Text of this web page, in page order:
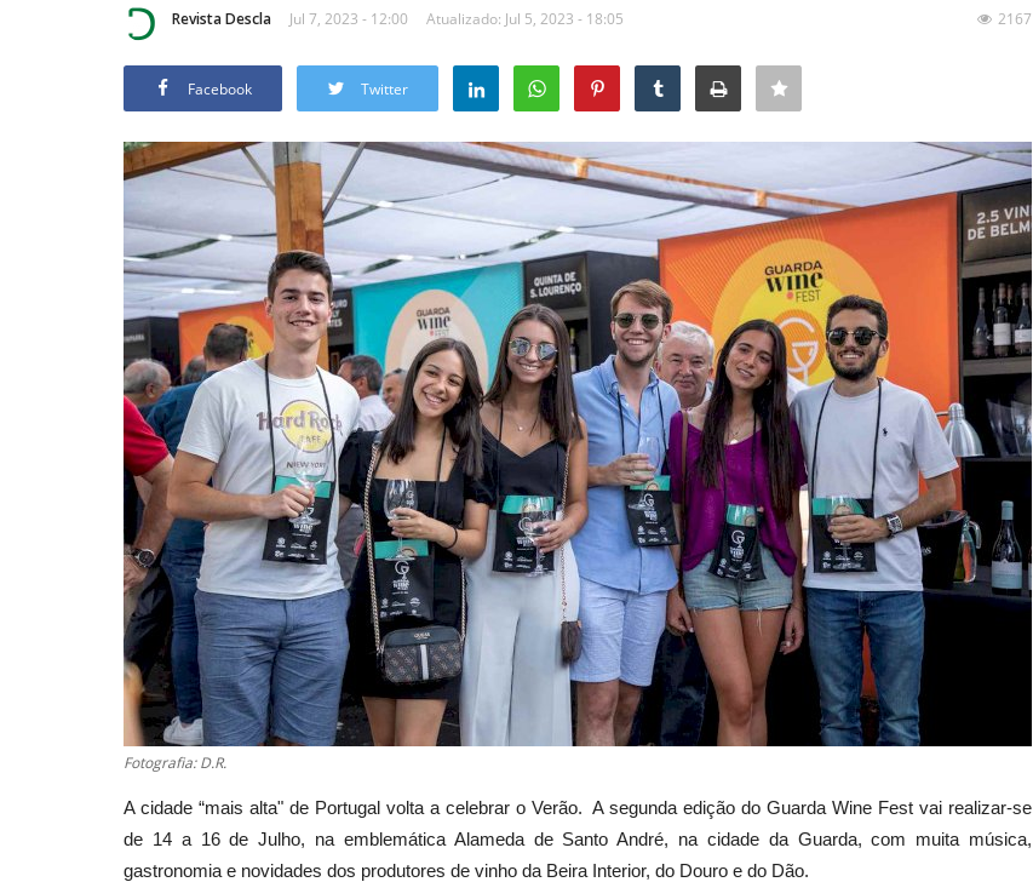
Revista Descla Jul 7, 2023 - 12:00 Atualizado: Jul 5, 2023 - 18:05 2167
Facebook Twitter
Fotografia: D.R.
A cidade “mais alta" de Portugal volta a celebrar o Verão. A segunda edição do Guarda Wine Fest vai realizar-se
de 14 a 16 de Julho, na emblemática Alameda de Santo André, na cidade da Guarda, com muita música,
gastronomia e novidades dos produtores de vinho da Beira Interior, do Douro e do Dão.